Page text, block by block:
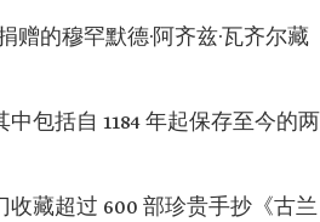
的穆罕默德·阿齐兹·瓦齐尔藏
包括自 1184 年起保存至今的两
藏超过 600 部珍贵手抄《古兰